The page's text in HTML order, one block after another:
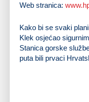
Web stranica:
Kako bi se svaki
Klek osjećao
Stanica gorske
puta bili prvaci